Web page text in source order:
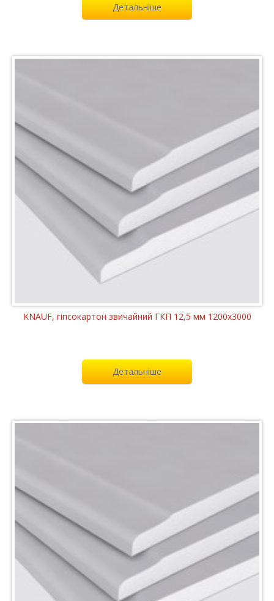
Детальніше
KNAUF, гіпсокартон звичайний ГКП 12,5 мм 1200x3000
Детальніше